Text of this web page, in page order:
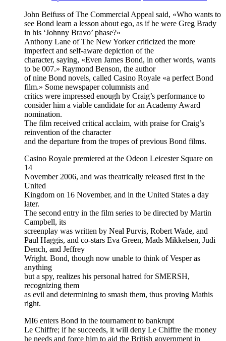
John Beifuss of The Commercial Appeal said, «Who wants to
see Bond learn a lesson about ego, as if he were Greg Brady
in his ‘Johnny Bravo’ phase?»
Anthony Lane of The New Yorker criticized the more
imperfect and self-aware depiction of the
character, saying, «Even James Bond, in other words, wants
to be 007.» Raymond Benson, the author
of nine Bond novels, called Casino Royale «a perfect Bond
film.» Some newspaper columnists and
critics were impressed enough by Craig’s performance to
consider him a viable candidate for an Academy Award
nomination.
The film received critical acclaim, with praise for Craig’s
reinvention of the character
and the departure from the tropes of previous Bond films.
Casino Royale premiered at the Odeon Leicester Square on
14
November 2006, and was theatrically released first in the
United
Kingdom on 16 November, and in the United States a day
later.
The second entry in the film series to be directed by Martin
Campbell, its
screenplay was written by Neal Purvis, Robert Wade, and
Paul Haggis, and co-stars Eva Green, Mads Mikkelsen, Judi
Dench, and Jeffrey
Wright. Bond, though now unable to think of Vesper as
anything
but a spy, realizes his personal hatred for SMERSH,
recognizing them
as evil and determining to smash them, thus proving Mathis
right.
MI6 enters Bond in the tournament to bankrupt
Le Chiffre; if he succeeds, it will deny Le Chiffre the money
he needs and force him to aid the British government in